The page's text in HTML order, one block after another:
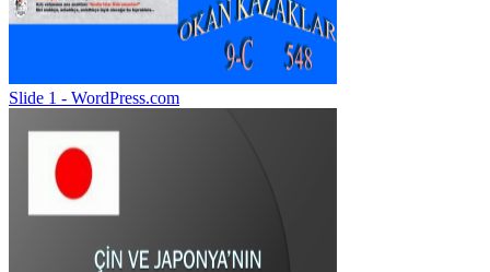
Slide 1 - WordPress.com